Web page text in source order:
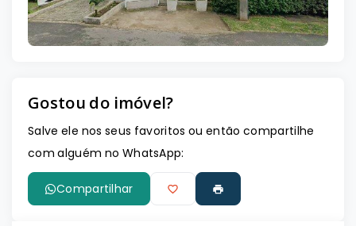
Gostou do imóvel?
Salve ele nos seus favoritos ou então compartilhe
com alguém no WhatsApp:
Compartilhar